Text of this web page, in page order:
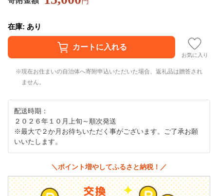
在庫: あり
お気に入り
現在お住まいの自治体へ寄附申込いただいた場合、返礼品は贈答され
ません。
配送時期：
２０２６年１０月上旬～順次発送
※最大で２か月お待ちいただく事がございます。ご了承お願
いいたします。
＼ポイント増やしてふるさと納税！／